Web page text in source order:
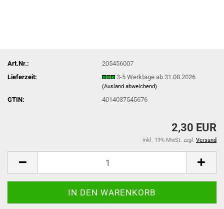
Art.Nr.:
205456007
Lieferzeit:
3-5 Werktage ab 31.08.2026
(Ausland abweichend)
GTIN: 4014037545676
2,30 EUR
inkl. 19% MwSt. zzgl. Versand